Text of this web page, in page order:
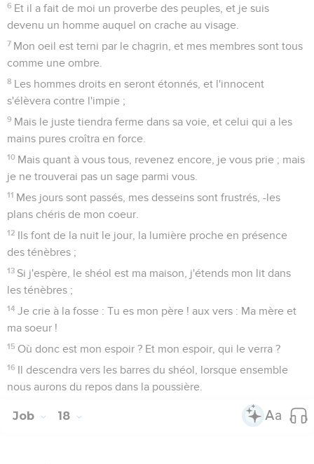
6 Et il a fait de moi un proverbe des peuples, et je suis
devenu un homme auquel on crache au visage.
7 Mon oeil est terni par le chagrin, et mes membres sont tous
comme une ombre.
8 Les hommes droits en seront étonnés, et l'innocent
s'élèvera contre l'impie ;
9 Mais le juste tiendra ferme dans sa voie, et celui qui a les
mains pures croîtra en force.
10 Mais quant à vous tous, revenez encore, je vous prie ; mais
je ne trouverai pas un sage parmi vous.
11 Mes jours sont passés, mes desseins sont frustrés, -les
plans chéris de mon coeur.
12 Ils font de la nuit le jour, la lumière proche en présence
des ténèbres ;
13 Si j'espère, le shéol est ma maison, j'étends mon lit dans
les ténèbres ;
14 Je crie à la fosse : Tu es mon père ! aux vers : Ma mère et
ma soeur !
15 Où donc est mon espoir ? Et mon espoir, qui le verra ?
16 Il descendra vers les barres du shéol, lorsque ensemble
nous aurons du repos dans la poussière.
Job 18